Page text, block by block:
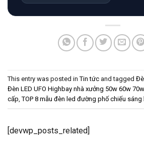
This entry was posted inTin tức and tagged
Đèn LED UFO Highbay nhà xưởng 50w 60w
cấp ,TOP 8 mẫu đèn led đường phố chiếu
[devwp_posts_related]